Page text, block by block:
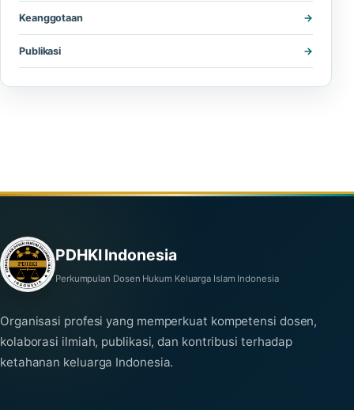
Keanggotaan
Publikasi
PDHKI Indonesia
Perkumpulan Dosen Hukum Keluarga Islam Indonesia
Organisasi profesi yang memperkuat kompetensi dosen,
kolaborasi ilmiah, publikasi, dan kontribusi terhadap
ketahanan keluarga Indonesia.